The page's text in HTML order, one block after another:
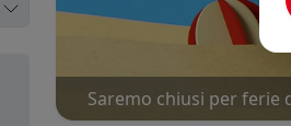
Saremo chiusi per ferie